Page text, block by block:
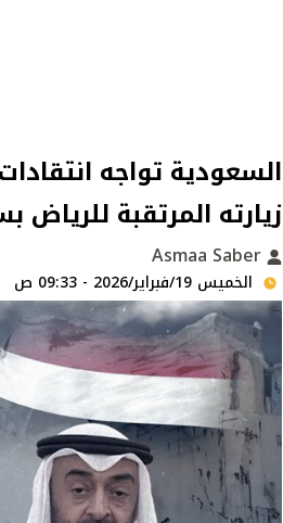
السعودية تواجه
زيارته المرتقبة للرياض
الخميس 19/فبراير/2026 - 09:33 ص